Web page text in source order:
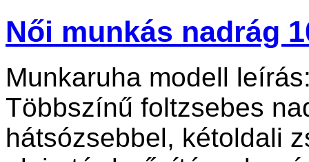
Női munkás nadrág
Munkaruha modell
Többszínű foltzsebes
hátsózsebbel, kétoldali